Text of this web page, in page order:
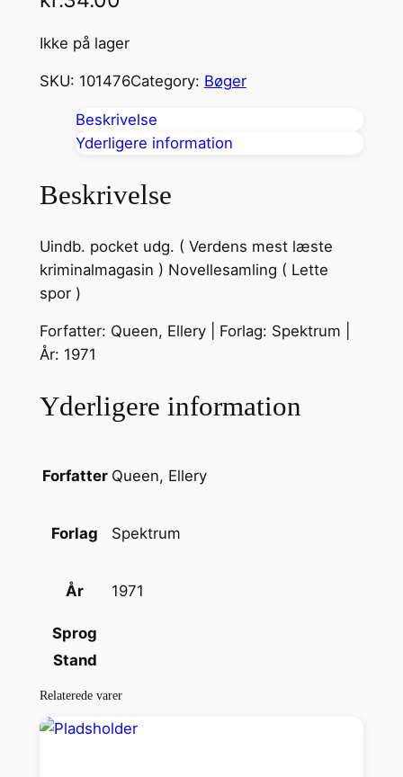
Ikke på lager
SKU: 101476Category: Bøger
Beskrivelse
Yderligere information
Beskrivelse
Uindb. pocket udg. ( Verdens mest læste
kriminalmagasin ) Novellesamling ( Lette
spor )
Forfatter: Queen, Ellery | Forlag: Spektrum |
År: 1971
Yderligere information
Forfatter Queen, Ellery
Forlag Spektrum
År 1971
Sprog
Stand
Relaterede varer